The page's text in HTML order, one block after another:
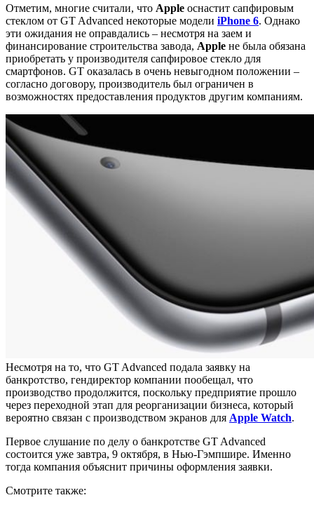
Отметим, многие считали, что Apple оснастит сапфировым
стеклом от GT Advanced некоторые модели iPhone 6. Однако
эти ожидания не оправдались – несмотря на заем и
финансирование строительства завода, Apple не была обязана
приобретать у производителя сапфировое стекло для
смартфонов. GT оказалась в очень невыгодном положении –
согласно договору, производитель был ограничен в
возможностях предоставления продуктов другим компаниям.
Несмотря на то, что GT Advanced подала заявку на
банкротство, гендиректор компании пообещал, что
производство продолжится, поскольку предприятие прошло
через переходной этап для реорганизации бизнеса, который
вероятно связан с производством экранов для Apple Watch.
Первое слушание по делу о банкротстве GT Advanced
состоится уже завтра, 9 октября, в Нью-Гэмпшире. Именно
тогда компания объяснит причины оформления заявки.
Смотрите также: